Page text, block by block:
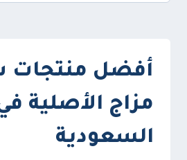
أفضل منتجات
مزاج الأصلية
السعودية